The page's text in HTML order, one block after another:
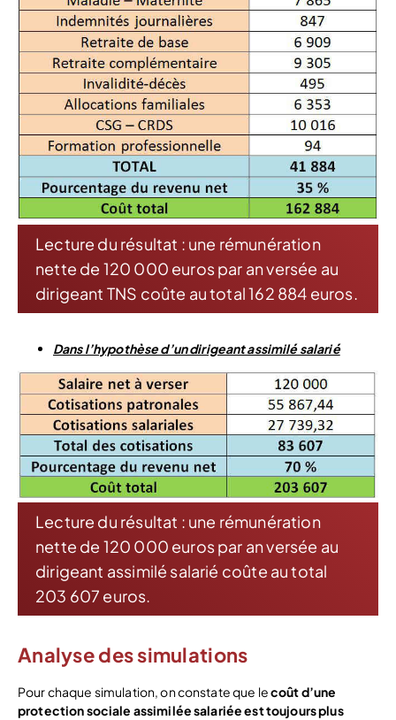
Lecture du résultat : une rémunération
nette de 120 000 euros par an versée au
dirigeant TNS coûte au total 162 884 euros.
Dans l’hypothèse d’un dirigeant assimilé salarié
Lecture du résultat : une rémunération
nette de 120 000 euros par an versée au
dirigeant assimilé salarié coûte au total
203 607 euros.
Analyse des simulations
Pour chaque simulation, on constate que lecoût d’une
protection sociale assimilée salariée est toujours plus